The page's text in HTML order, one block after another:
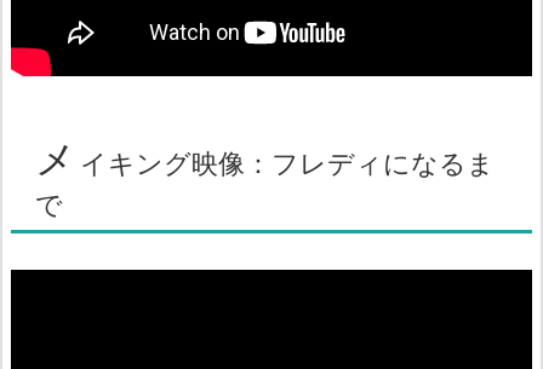
メ イキング映像：フレディになるま
で